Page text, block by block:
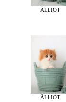
ÄLLIOT
ÄLLIOT